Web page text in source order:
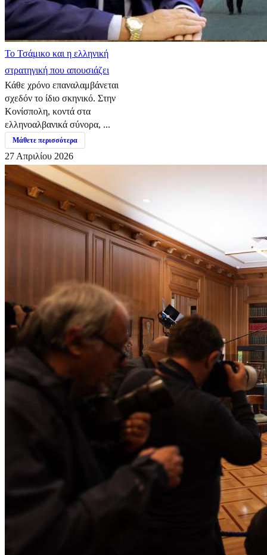
​Το Τσάμικο και η ελληνική
στρατηγική που απουσιάζει
Κάθε χρόνο επαναλαμβάνεται
σχεδόν το ίδιο σκηνικό. Στην
Κονίσπολη, κοντά στα
ελληνοαλβανικά σύνορα, ...
Μάθετε περισσότερα
27 Απριλίου 2026